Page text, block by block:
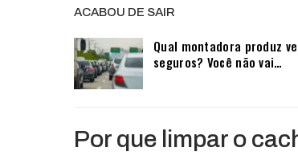
ACABOU DE SAIR
Qual montadora produz
seguros? Você não vai…
Por que limpar o